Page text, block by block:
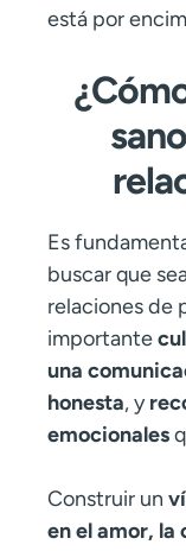
está por
Es
buscar que
relaciones de
importante
una
honesta, y
emocionales
Construir un
en el amor, la